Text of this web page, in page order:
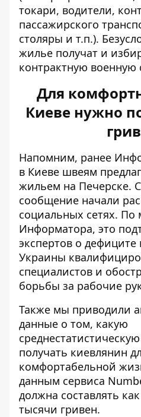
токари, водители,
пассажирского
столяры и т.п.).
жилье получат и
контрактную военную
Для
Киеве нужно
Напомним, ранее
в Киеве швеям
жильем на Печерске.
сообщение начали
социальных сетях.
Информатора, это
экспертов о дефиците
Украины
специалистов и
борьбы за рабочие
Также мы приводили
данные о том, какую
получать киевлянин
комфортабельной
данным сервиса
должна составлять
тысячи гривен.